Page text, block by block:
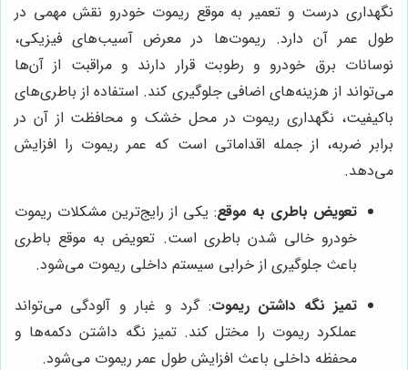
نگهداری درست و تعمیر به موقع ریموت خودرو نقش مهمی در
طول عمر آن دارد. ریموت‌ها در معرض آسیب‌های فیزیکی،
نوسانات برق خودرو و رطوبت قرار دارند و مراقبت از آن‌ها
می‌تواند از هزینه‌های اضافی جلوگیری کند. استفاده از باطری‌های
باکیفیت، نگهداری ریموت در محل خشک و محافظت از آن در
برابر ضربه، از جمله اقداماتی است که عمر ریموت را افزایش
می‌دهد.
تعویض باطری به موقع: یکی از رایج‌ترین مشکلات ریموت
خودرو خالی شدن باطری است. تعویض به موقع باطری
باعث جلوگیری از خرابی سیستم داخلی ریموت می‌شود.
تمیز نگه داشتن ریموت: گرد و غبار و آلودگی می‌تواند
عملکرد ریموت را مختل کند. تمیز نگه داشتن دکمه‌ها و
محفظه داخلی باعث افزایش طول عمر ریموت می‌شود.